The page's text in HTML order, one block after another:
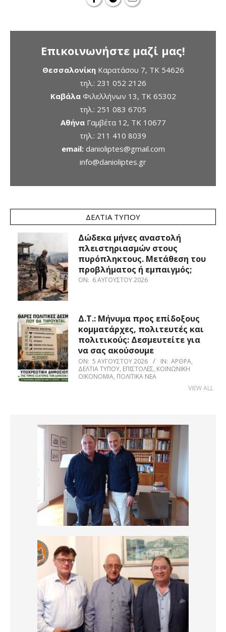
Επικοινωνήστε μαζί μας!
ΘεσσαλονίκηΚαρατάσου 7, TK 54626
τηλ.: 231 052 2126
ΚαβάλαΦιλελλήνων 13, ΤΚ 65302
τηλ.: 251 083 6705
ΑθήναΓαμβέτα 12, ΤΚ 10677
τηλ.: 211 410 8039
email: danioliptes@gmail.com
info@danioliptes.gr
ΔΕΛΤΊΑ ΤΎΠΟΥ
Δώδεκα μήνες αναστολή
πλειστηριασμών στους
πυρόπληκτους. Μετάθεση του
προβλήματος ή εμπαιγμός;
ON: 6 ΑΥΓΟΎΣΤΟΥ 2026
Δ.Τ.: Μήνυμα προς επίδοξους
κομματάρχες, πολιτευτές και
πολιτικούς: Δεσμευτείτε για
να σας ακούσουμε
ON: 5 ΑΥΓΟΎΣΤΟΥ 2026 IN: ΆΡΘΡΑ,
ΔΕΛΤΊΑ ΤΎΠΟΥ, ΕΠΙΣΤΟΛΈΣ, ΚΟΙΝΩΝΙΚΉ
ΟΙΚΟΝΟΜΊΑ, ΠΟΛΙΤΙΚΆ ΝΈΑ
VIEW ALL